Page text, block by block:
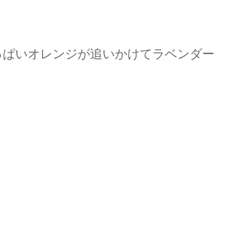
いオレンジが追いかけてラベンダー